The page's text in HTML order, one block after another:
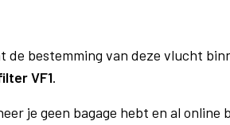
de bestemming van deze vlucht
VF1.
je geen bagage hebt en al online